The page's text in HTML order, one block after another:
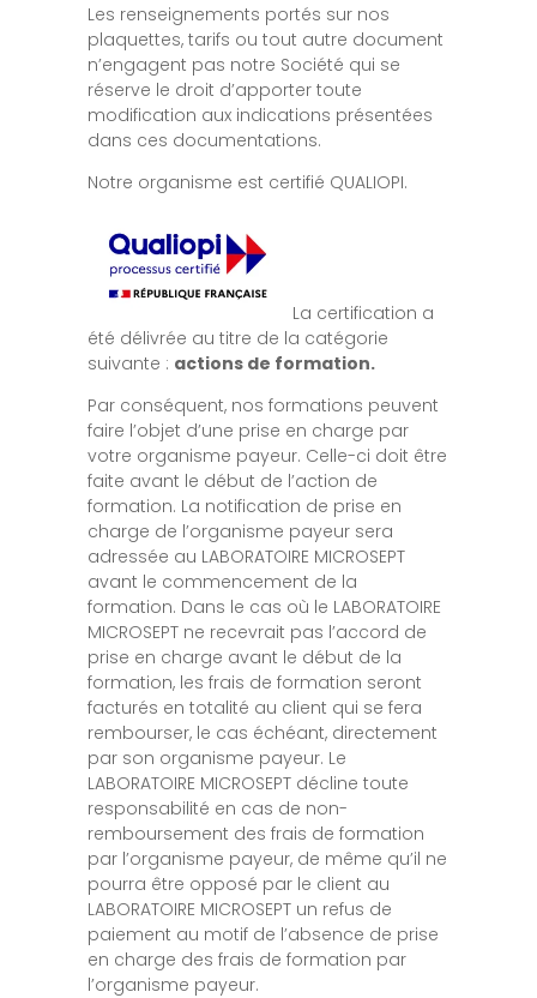
Les renseignements portés sur nos
plaquettes, tarifs ou tout autre document
n’engagent pas notre Société qui se
réserve le droit d’apporter toute
modification aux indications présentées
dans ces documentations.
Notre organisme est certifié QUALIOPI.
La certification a
été délivrée au titre de la catégorie
suivante : actions de formation.
Par conséquent, nos formations peuvent
faire l’objet d’une prise en charge par
votre organisme payeur. Celle-ci doit être
faite avant le début de l’action de
formation. La notification de prise en
charge de l’organisme payeur sera
adressée au LABORATOIRE MICROSEPT
avant le commencement de la
formation. Dans le cas où le LABORATOIRE
MICROSEPT ne recevrait pas l’accord de
prise en charge avant le début de la
formation, les frais de formation seront
facturés en totalité au client qui se fera
rembourser, le cas échéant, directement
par son organisme payeur. Le
LABORATOIRE MICROSEPT décline toute
responsabilité en cas de non-
remboursement des frais de formation
par l’organisme payeur, de même qu’il ne
pourra être opposé par le client au
LABORATOIRE MICROSEPT un refus de
paiement au motif de l’absence de prise
en charge des frais de formation par
l’organisme payeur.